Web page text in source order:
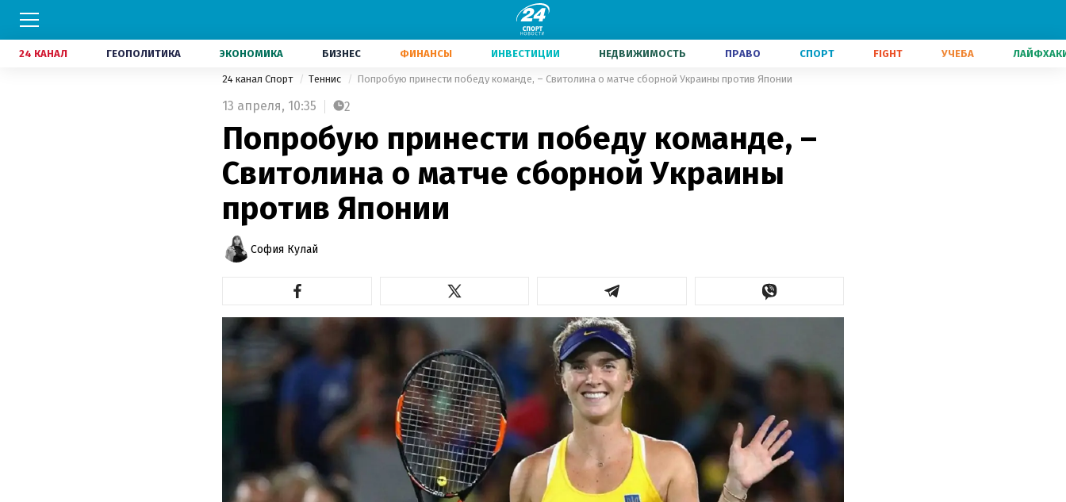
24 КАНАЛ ГЕОПОЛИТИКА ЭКОНОМИКА БИЗНЕС ФИНАНСЫ ИНВЕСТИЦИИ НЕДВИЖИМОСТЬ ПРАВО СПОРТ FIGHT УЧЕБА
24 канал Спорт Теннис Попробую принести победу команде, – Свитолина о матче сборной Украины против Японии
13 апреля, 10:35 2
Попробую принести победу команде, –
Свитолина о матче сборной Украины
против Японии
София Кулай